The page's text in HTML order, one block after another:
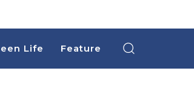
Life Feature